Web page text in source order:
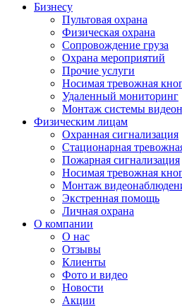
Бизнесу
Пультовая охрана
Физическая охрана
Сопровождение груза
Охрана мероприятий
Прочие услуги
Носимая тревожная
Удаленный мониторинг
Монтаж системы
Физическим лицам
Охранная сигнализация
Стационарная
Пожарная сигнализация
Носимая тревожная
Монтаж
Экстренная помощь
Личная охрана
О компании
О нас
Отзывы
Клиенты
Фото и видео
Новости
Акции